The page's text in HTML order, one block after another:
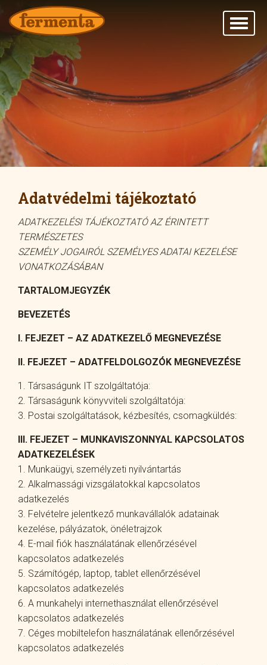
Adatvédelmi tájékoztató
ADATKEZELÉSI TÁJÉKOZTATÓ AZ ÉRINTETT
TERMÉSZETES
SZEMÉLY JOGAIRÓL SZEMÉLYES ADATAI KEZELÉSE
VONATKOZÁSÁBAN
TARTALOMJEGYZÉK
BEVEZETÉS
I. FEJEZET – AZ ADATKEZELŐ MEGNEVEZÉSE
II. FEJEZET – ADATFELDOLGOZÓK MEGNEVEZÉSE
1. Társaságunk IT szolgáltatója:
2. Társaságunk könyvviteli szolgáltatója:
3. Postai szolgáltatások, kézbesítés, csomagküldés:
III. FEJEZET – MUNKAVISZONNYAL KAPCSOLATOS
ADATKEZELÉSEK
1. Munkaügyi, személyzeti nyilvántartás
2. Alkalmassági vizsgálatokkal kapcsolatos
adatkezelés
3. Felvételre jelentkező munkavállalók adatainak
kezelése, pályázatok, önéletrajzok
4. E-mail fiók használatának ellenőrzésével
kapcsolatos adatkezelés
5. Számítógép, laptop, tablet ellenőrzésével
kapcsolatos adatkezelés
6. A munkahelyi internethasználat ellenőrzésével
kapcsolatos adatkezelés
7. Céges mobiltelefon használatának ellenőrzésével
kapcsolatos adatkezelés